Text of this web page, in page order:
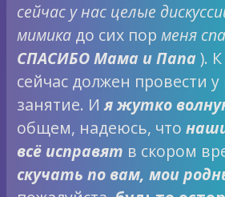
сейчас у нас целые
мимика до сих порменя
СПАСИБО Мама и Папа ).
сейчас должен провести
занятие. Ия жутко
общем, надеюсь, что
всё исправят в скором
скучать по вам, мои